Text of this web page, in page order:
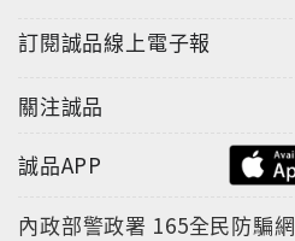
訂閱誠品線上電子報
關注誠品
誠品APP
內政部警政署 165全民防騙網